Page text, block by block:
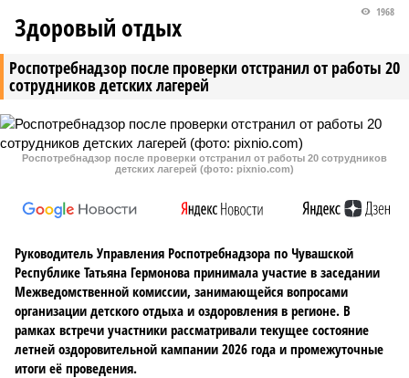
Роспотребнадзор после проверки отстранил от работы 20
сотрудников детских лагерей
1968
Здоровый отдых
Роспотребнадзор после проверки отстранил от работы 20 сотрудников
детских лагерей (фото: pixnio.com)
Руководитель Управления Роспотребнадзора по Чувашской
Республике Татьяна Гермонова принимала участие в заседании
Межведомственной комиссии, занимающейся вопросами
организации детского отдыха и оздоровления в регионе. В
рамках встречи участники рассматривали текущее состояние
летней оздоровительной кампании 2026 года и промежуточные
итоги её проведения.